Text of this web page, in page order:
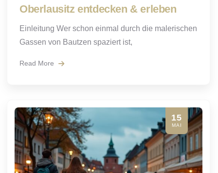
Oberlausitz entdecken & erleben
Einleitung Wer schon einmal durch die malerischen
Gassen von Bautzen spaziert ist,
Read More
15
MAI